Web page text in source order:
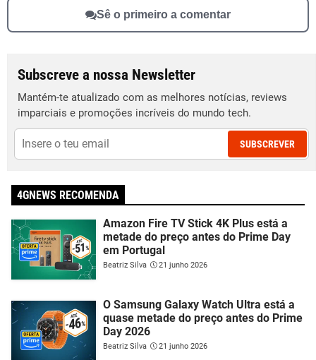
Sê o primeiro a comentar
Subscreve a nossa Newsletter
Mantém-te atualizado com as melhores notícias, reviews
imparciais e promoções incríveis do mundo tech.
SUBSCREVER
4GNEWS RECOMENDA
Amazon Fire TV Stick 4K Plus está a
metade do preço antes do Prime Day
em Portugal
Beatriz Silva 21 junho 2026
O Samsung Galaxy Watch Ultra está a
quase metade do preço antes do Prime
Day 2026
Beatriz Silva 21 junho 2026